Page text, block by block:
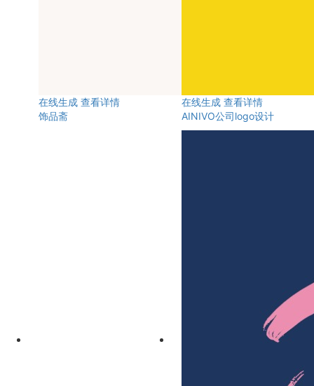
在线生成 查看详情
饰品斋
在线生成 查看详情
AINIVO公司logo设计